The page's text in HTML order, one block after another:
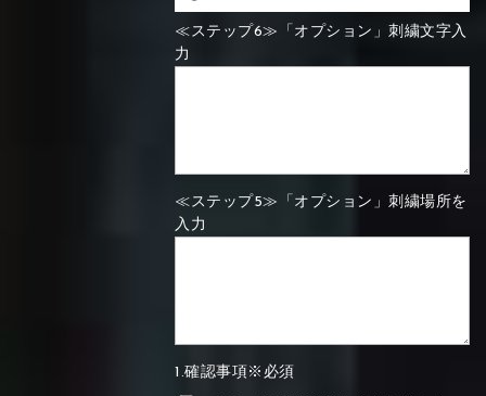
≪ステップ6≫「オプション」刺繍文字入
力
≪ステップ5≫「オプション」刺繍場所を
入力
1.確認事項※必須